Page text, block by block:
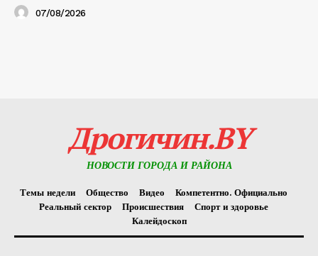
07/08/2026
Дрогичин.BY
НОВОСТИ ГОРОДА И РАЙОНА
Темы недели Общество Видео
Компетентно. Официально
Реальный сектор
Происшествия
Спорт и здоровье
Калейдоскоп